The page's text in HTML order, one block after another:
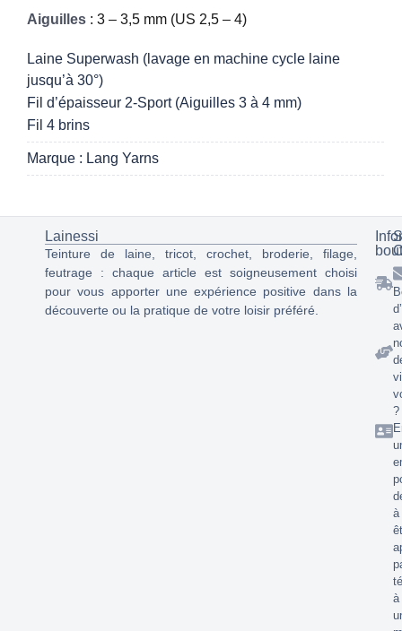
Aiguilles : 3 – 3,5 mm (US 2,5 – 4)
Laine Superwash (lavage en machine cycle laine
jusqu’à 30°)
Fil d’épaisseur 2-Sport (Aiguilles 3 à 4 mm)
Fil 4 brins
Marque : Lang Yarns
Lainessi
Teinture de laine, tricot, crochet, broderie, filage,
feutrage : chaque article est soigneusement choisi
pour vous apporter une expérience positive dans la
découverte ou la pratique de votre loisir préféré.
?
à
à